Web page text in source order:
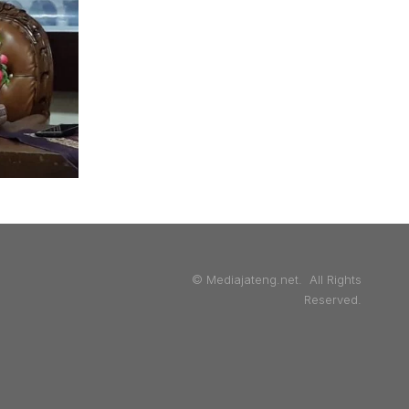
© Mediajateng.net. All Rights
Reserved.